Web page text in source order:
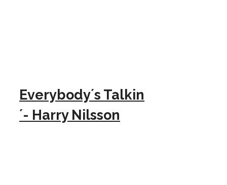
Everybody´s Talkin
´- Harry Nilsson